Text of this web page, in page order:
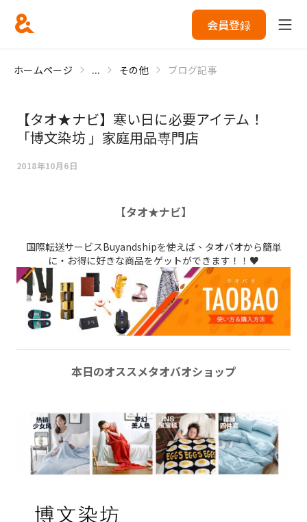
会員登録
ホームページ ... その他 ブログ記事
【タオ★ナビ】寒い日に必要アイテム！
「博文染坊 」家庭用品専門店
2018年10月6日
【タオ★ナビ】
国際転送サービスBuyandshipを使えば、タオバオから簡単
に・お得に好きな商品をゲットができます！！♥
本日のオススメタオバオショップ